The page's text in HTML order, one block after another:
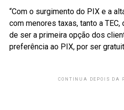
“Com o surgimento do PIX e a
com menores taxas, tanto a TEC,
de ser a primeira opção dos
preferência ao PIX, por ser
CONTINUA DEPOIS DA